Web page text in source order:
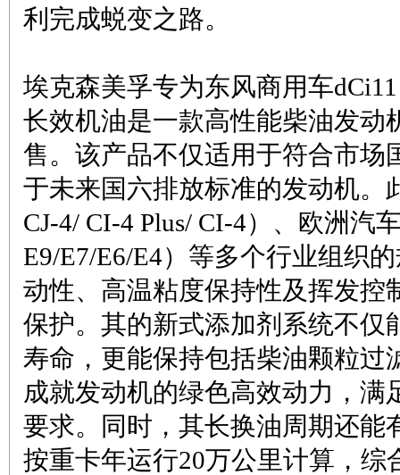
利完成蜕变之路。
埃克森美孚专为东风商用车
长效机油是一款高性能柴油发动
售。该产品不仅适用于符合市场
于未来国六排放标准的发动机。
CJ-4/ CI-4 Plus/ CI-4）、欧洲汽
E9/E7/E6/E4）等多个行业组织
动性、高温粘度保持性及挥发控
保护。其的新式添加剂系统不仅
寿命，更能保持包括柴油颗粒过
成就发动机的绿色高效动力，
要求。同时，其长换油周期还能
按重卡年运行20万公里计算，